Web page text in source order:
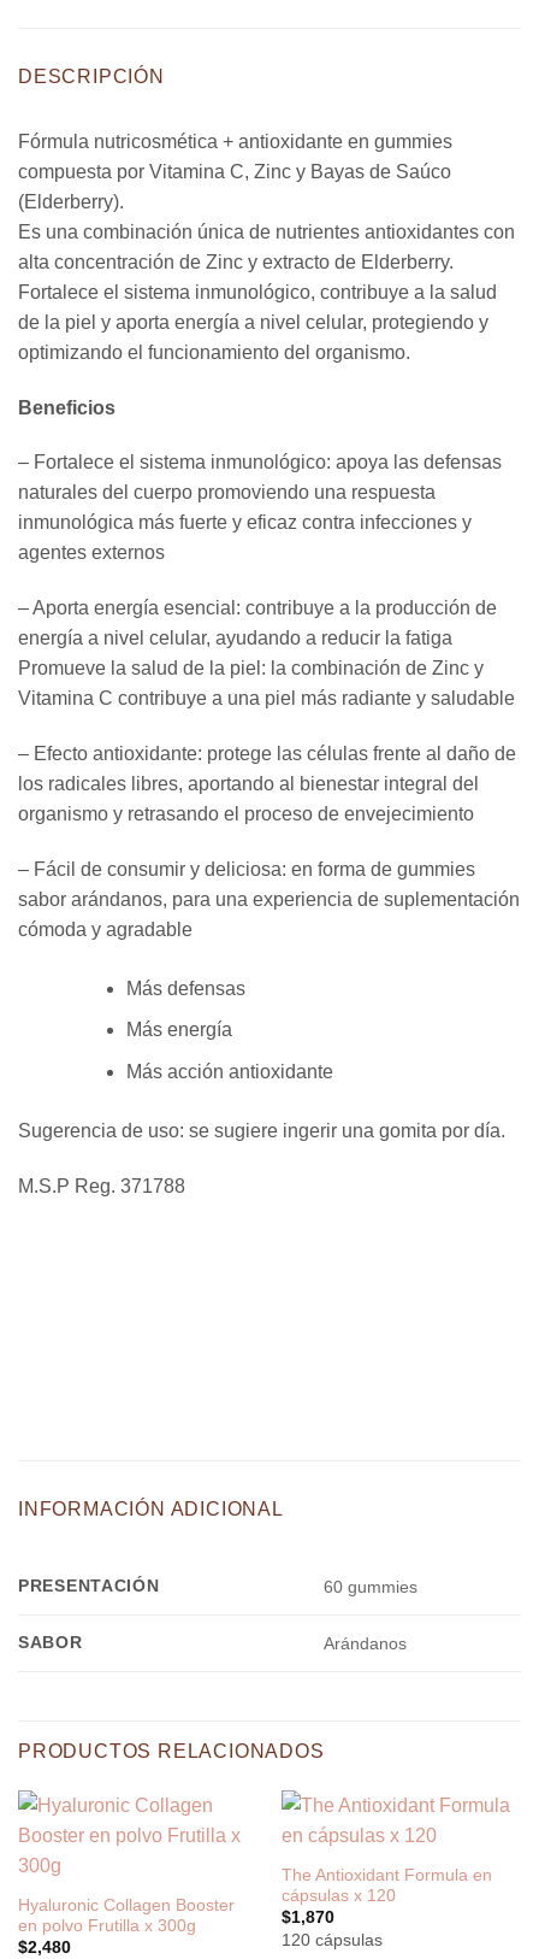
DESCRIPCIÓN
Fórmula nutricosmética + antioxidante en gummies
compuesta por Vitamina C, Zinc y Bayas de Saúco
(Elderberry).
Es una combinación única de nutrientes antioxidantes con
alta concentración de Zinc y extracto de Elderberry.
Fortalece el sistema inmunológico, contribuye a la salud
de la piel y aporta energía a nivel celular, protegiendo y
optimizando el funcionamiento del organismo.
Beneficios
– Fortalece el sistema inmunológico: apoya las defensas
naturales del cuerpo promoviendo una respuesta
inmunológica más fuerte y eficaz contra infecciones y
agentes externos
– Aporta energía esencial: contribuye a la producción de
energía a nivel celular, ayudando a reducir la fatiga
Promueve la salud de la piel: la combinación de Zinc y
Vitamina C contribuye a una piel más radiante y saludable
– Efecto antioxidante: protege las células frente al daño de
los radicales libres, aportando al bienestar integral del
organismo y retrasando el proceso de envejecimiento
– Fácil de consumir y deliciosa: en forma de gummies
sabor arándanos, para una experiencia de suplementación
cómoda y agradable
Más defensas
Más energía
Más acción antioxidante
Sugerencia de uso: se sugiere ingerir una gomita por día.
M.S.P Reg. 371788
INFORMACIÓN ADICIONAL
PRESENTACIÓN 60 gummies
SABOR Arándanos
PRODUCTOS RELACIONADOS
Hyaluronic Collagen Booster
en polvo Frutilla x 300g
$2,480
The Antioxidant Formula en
cápsulas x 120
$1,870
120 cápsulas